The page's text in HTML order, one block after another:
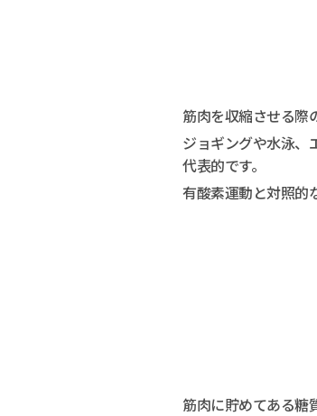
筋肉を収縮させる際
ジョギングや水泳、
代表的です。
有酸素運動と対照的
筋肉に貯めてある糖